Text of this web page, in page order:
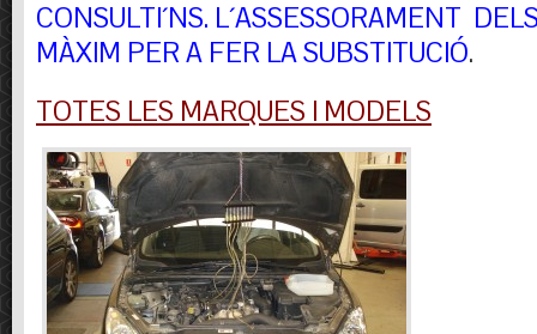
CONSULTI´NS. L´ASSESSORAMENT
MÀXIM PER A FER LA SUBSTITUCIÓ.
TOTES LES MARQUES I MODELS